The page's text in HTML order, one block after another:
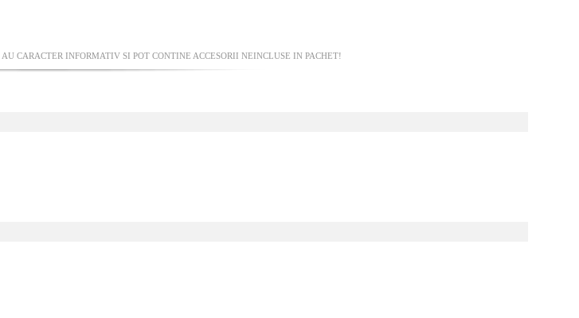
AU CARACTER INFORMATIV SI POT CONTINE ACCESORII NEINCLUSE IN PACHET!